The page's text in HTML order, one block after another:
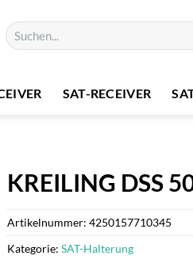
Suchen
nach:
SAT-RECEIVER
KREILING DSS
Artikelnummer: 4250157710345
Kategorie: SAT-Halterung